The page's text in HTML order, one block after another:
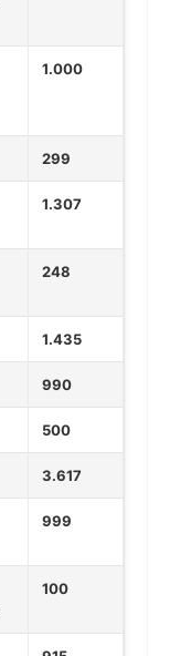
1.000
299
1.307
248
1.435
990
500
3.617
999
100